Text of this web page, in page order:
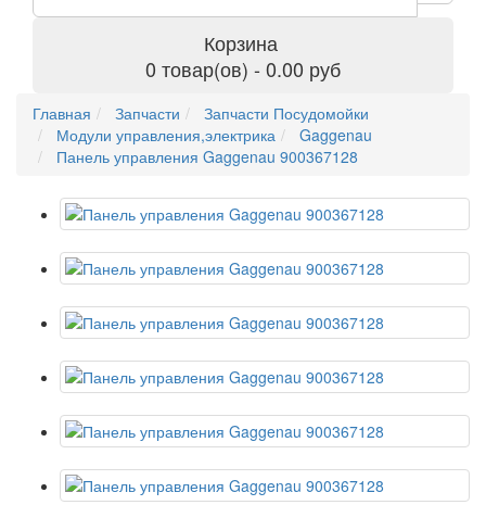
Корзина
0 товар(ов) - 0.00 руб
Главная Запчасти
Запчасти Посудомойки
Модули управления,электрика
Gaggenau
Панель управления Gaggenau 900367128